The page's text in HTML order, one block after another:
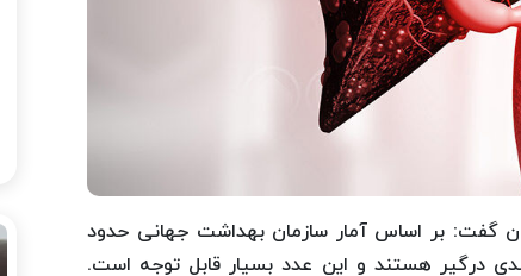
گفت: بر اساس آمار سازمان بهداشت جهانی حدود
کبدی درگیر هستند و این عدد بسیار قابل توجه است.